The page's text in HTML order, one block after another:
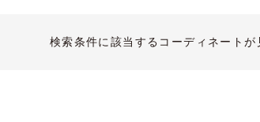
検索条件に該当するコーディネート